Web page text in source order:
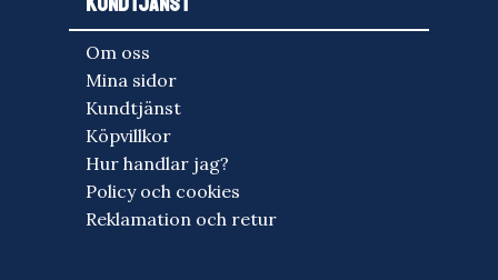
Om oss
Mina sidor
Kundtjänst
Köpvillkor
Hur handlar jag?
Policy och cookies
Reklamation och retur